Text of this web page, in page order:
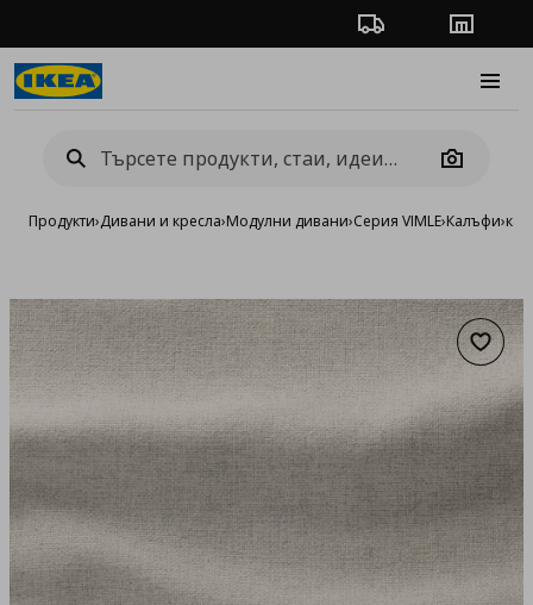
Проследяване на
Camera
Продукти›Дивани и кресла›Модулни дивани›Серия VIMLE›Калъфи›